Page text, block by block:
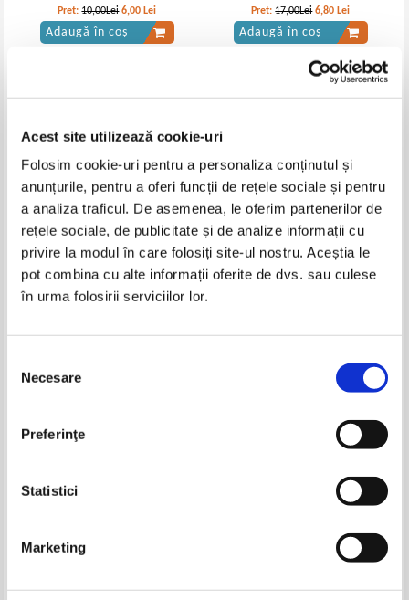
Acest site utilizează cookie-uri
Folosim cookie-uri pentru a personaliza conținutul și
anunțurile, pentru a oferi funcții de rețele sociale și pentru
a analiza traficul. De asemenea, le oferim partenerilor de
rețele sociale, de publicitate și de analize informații cu
privire la modul în care folosiți site-ul nostru. Aceștia le
pot combina cu alte informații oferite de dvs. sau culese
în urma folosirii serviciilor lor.
consimțământului
Necesare
Preferinţe
Statistici
Marketing
Pret:10,00Lei 6,00 Lei
Adaugă în coș
Pret:17,00Lei 6,80 Lei
Adaugă în coș
Dan Laurentiu - Privirea lui
IN STOC
Adaugă în coș
Dan Laurentiu - 101 poezii